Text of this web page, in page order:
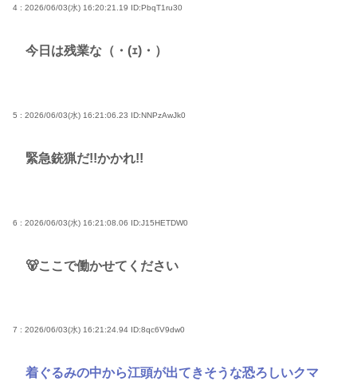
4 : 2026/06/03(水) 16:20:21.19 ID:PbqT1ru30
今日は残業な（・(ｪ)・）
5 : 2026/06/03(水) 16:21:06.23 ID:NNPzAwJk0
緊急銃猟だ!!かかれ!!
6 : 2026/06/03(水) 16:21:08.06 ID:J15HETDW0
🐻ここで働かせてください
7 : 2026/06/03(水) 16:21:24.94 ID:8qc6V9dw0
着ぐるみの中から江頭が出てきそうな恐ろしいクマ